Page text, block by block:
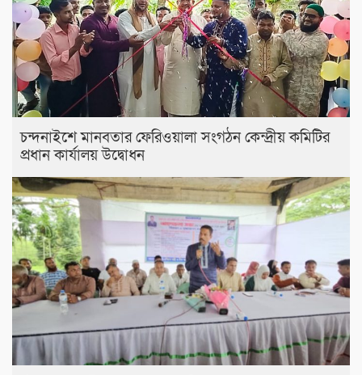
চন্দনাইশে মানবতার ফেরিওয়ালা সংগঠন কেন্দ্রীয় কমিটির
প্রধান কার্যালয় উদ্বোধন